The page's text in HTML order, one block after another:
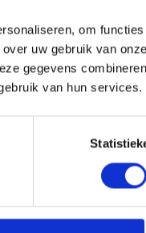
om
uw gebruik van
gegevens
van hun services.